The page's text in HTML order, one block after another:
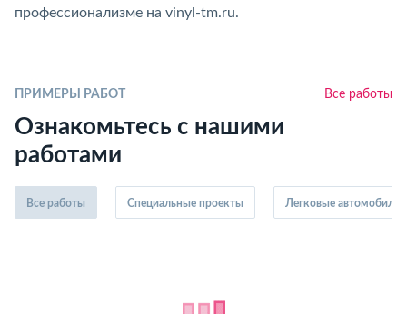
профессионализме на vinyl-tm.ru.
ПРИМЕРЫ РАБОТ Все работы
Ознакомьтесь с нашими
работами
Все работы Специальные проекты Легковые автомобили